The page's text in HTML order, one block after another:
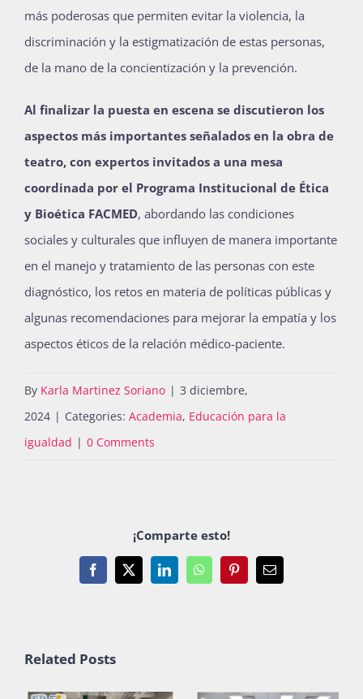
más poderosas que permiten evitar la violencia, la
discriminación y la estigmatización de estas personas,
de la mano de la concientización y la prevención.
Al finalizar la puesta en escena se discutieron los
aspectos más importantes señalados en la obra de
teatro, con expertos invitados a una mesa
coordinada por el Programa Institucional de Ética
y Bioética FACMED, abordando las condiciones
sociales y culturales que influyen de manera importante
en el manejo y tratamiento de las personas con este
diagnóstico, los retos en materia de políticas públicas y
algunas recomendaciones para mejorar la empatía y los
aspectos éticos de la relación médico-paciente.
By Karla Martinez Soriano | 3 diciembre,
2024 | Categories: Academia, Educación para la
igualdad | 0 Comments
¡Comparte esto!
Facebook
X LinkedInWhatsAppPinterestEmail
Related Posts